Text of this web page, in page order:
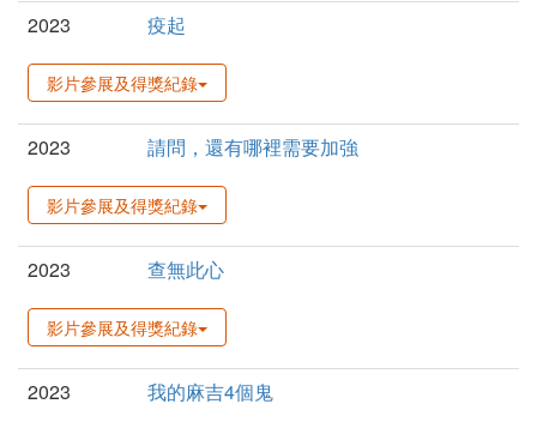
2023 疫起
影片參展及得獎紀錄
2023 請問，還有哪裡需要加強
影片參展及得獎紀錄
2023 查無此心
影片參展及得獎紀錄
2023 我的麻吉4個鬼